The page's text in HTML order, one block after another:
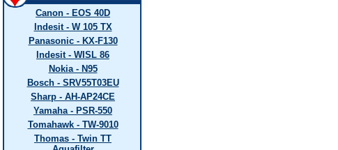
Canon - EOS 40D
Indesit - W 105 TX
Panasonic - KX-F130
Indesit - WISL 86
Nokia - N95
Bosch - SRV55T03EU
Sharp - AH-AP24CE
Yamaha - PSR-550
Tomahawk - TW-9010
Thomas - Twin TT